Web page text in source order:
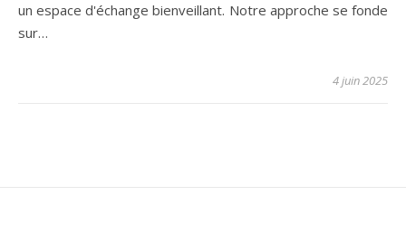
un espace d'échange bienveillant. Notre approche se fonde
sur…
4 juin 2025